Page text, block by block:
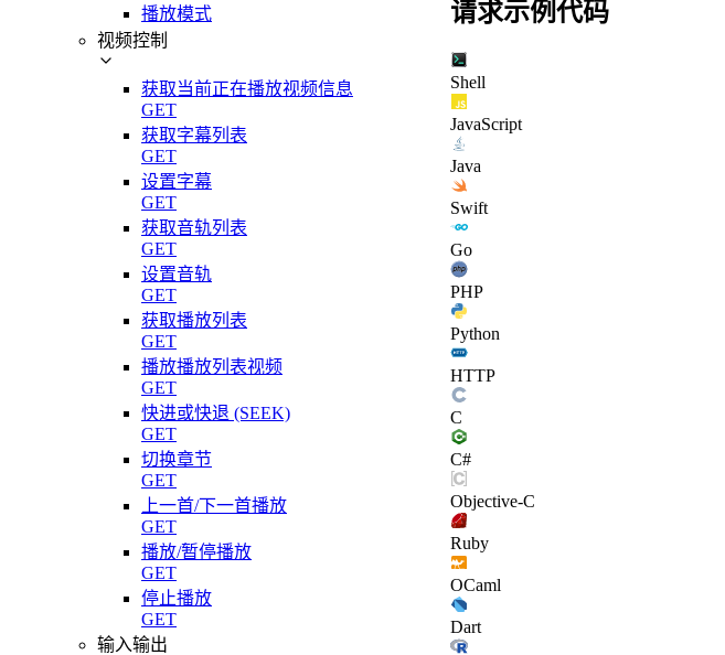
播放模式
视频控制
获取当前正在播放视频信息
GET
获取字幕列表
GET
设置字幕
GET
获取音轨列表
GET
设置音轨
GET
获取播放列表
GET
播放播放列表视频
GET
快进或快退 (SEEK)
GET
切换章节
GET
上一首/下一首播放
GET
播放/暂停播放
GET
停止播放
GET
输入输出
请求示例代码
Shell
JavaScript
Java
Swift
Go
PHP
Python
HTTP
C
C#
Objective-C
Ruby
OCaml
Dart